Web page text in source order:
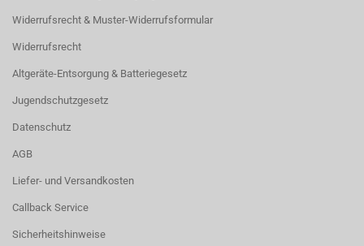
Widerrufsrecht & Muster-Widerrufsformular
Widerrufsrecht
Altgeräte-Entsorgung & Batteriegesetz
Jugendschutzgesetz
Datenschutz
AGB
Liefer- und Versandkosten
Callback Service
Sicherheitshinweise